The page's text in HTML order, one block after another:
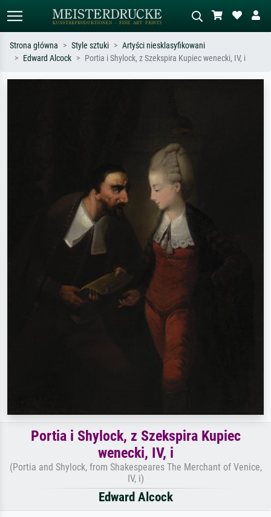
Strona główna Style sztuki
Artyści niesklasyfikowani
Edward Alcock
Portia i Shylock, z Szekspira Kupiec wenecki, IV, i
Portia i Shylock, z Szekspira Kupiec
wenecki, IV, i
(Portia and Shylock, from Shakespeares The Merchant of Venice,
IV, i)
Edward Alcock